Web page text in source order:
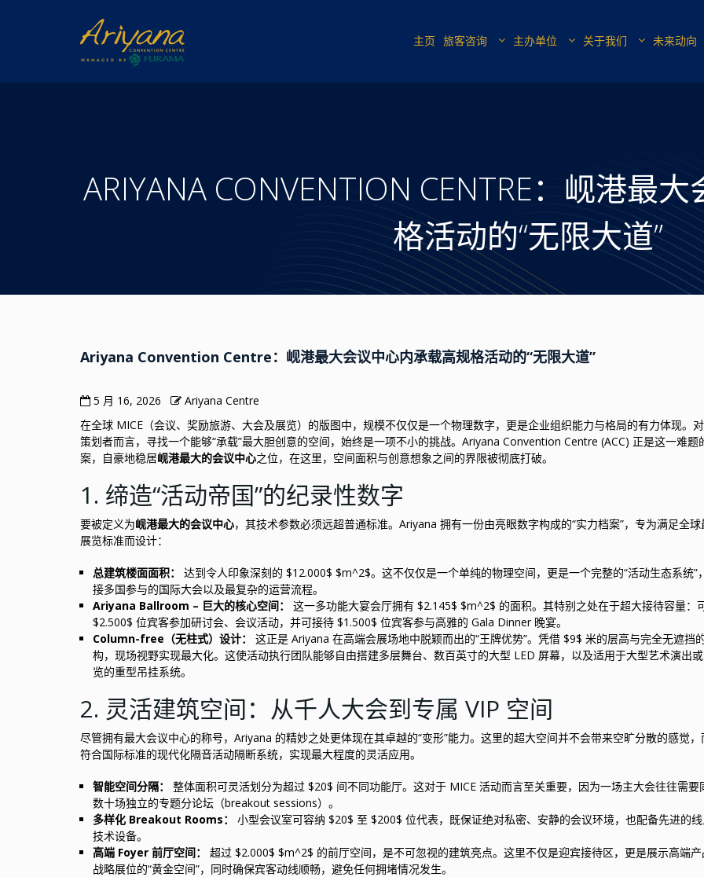
主页 旅客咨询 主办单位 关于我们 未来动向
ARIYANA CONVENTION CENTRE：岘港最
格活动的“无限大道”
Ariyana Convention Centre：岘港最大会议中心内承载高规格活动的“无限大道”
5 月 16, 2026
Ariyana Centre
在全球 MICE（会议、奖励旅游、大会及展览）的版图中，规模不仅仅是一个物理数字，更是企业组织能力与格局的有力体现。
策划者而言，寻找一个能够“承载”最大胆创意的空间，始终是一项不小的挑战。Ariyana Convention Centre (ACC) 正是这一难题
案，自豪地稳居岘港最大的会议中心之位，在这里，空间面积与创意想象之间的界限被彻底打破。
1. 缔造“活动帝国”的纪录性数字
要被定义为岘港最大的会议中心，其技术参数必须远超普通标准。Ariyana 拥有一份由亮眼数字构成的“实力档案”，专为满足全
展览标准而设计：
总建筑楼面面积：
达到令人印象深刻的 $12.000$ $m^2$。这不仅仅是一个单纯的物理空间，更是一个完整的“活动生态系统”
接多国参与的国际大会以及最复杂的运营流程。
Ariyana Ballroom – 巨大的核心空间：
这一多功能大宴会厅拥有 $2.145$ $m^2$ 的面积。其特别之处在于超大接待容量：
$2.500$ 位宾客参加研讨会、会议活动，并可接待 $1.500$ 位宾客参与高雅的 Gala Dinner 晚宴。
Column-free（无柱式）设计：
这正是 Ariyana 在高端会展场地中脱颖而出的“王牌优势”。凭借 $9$ 米的层高与完全无遮挡
构，现场视野实现最大化。这使活动执行团队能够自由搭建多层舞台、数百英寸的大型 LED 屏幕，以及适用于大型艺术演出
览的重型吊挂系统。
2. 灵活建筑空间：从千人大会到专属 VIP 空间
尽管拥有最大会议中心的称号，Ariyana 的精妙之处更体现在其卓越的“变形”能力。这里的超大空间并不会带来空旷分散的感觉
符合国际标准的现代化隔音活动隔断系统，实现最大程度的灵活应用。
智能空间分隔：
整体面积可灵活划分为超过 $20$ 间不同功能厅。这对于 MICE 活动而言至关重要，因为一场主大会往往需要
数十场独立的专题分论坛（breakout sessions）。
多样化 Breakout Rooms：
小型会议室可容纳 $20$ 至 $200$ 位代表，既保证绝对私密、安静的会议环境，也配备先进的
技术设备。
高端 Foyer 前厅空间：
超过 $2.000$ $m^2$ 的前厅空间，是不可忽视的建筑亮点。这里不仅是迎宾接待区，更是展示高端
战略展位的“黄金空间”，同时确保宾客动线顺畅，避免任何拥堵情况发生。